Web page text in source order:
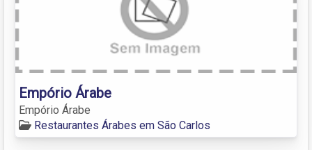
Empório Árabe
Empório Árabe
Restaurantes Árabes em São Carlos